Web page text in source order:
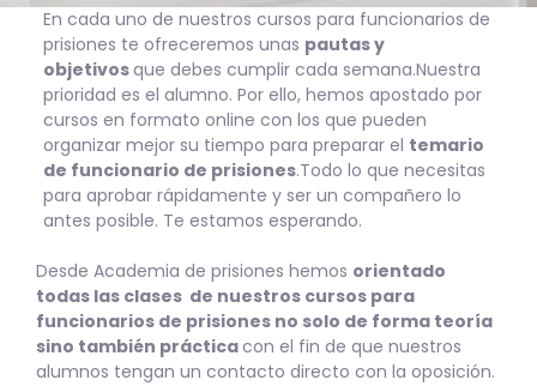
En cada uno de nuestros cursos para funcionarios de
prisiones te ofreceremos unas pautas y
objetivosque debes cumplir cada semana.Nuestra
prioridad es el alumno. Por ello, hemos apostado por
cursos en formato online con los que pueden
organizar mejor su tiempo para preparar el temario
de funcionario de prisiones.Todo lo que necesitas
para aprobar rápidamente y ser un compañero lo
antes posible. Te estamos esperando.
Desde Academia de prisiones hemos orientado
todas las clases de nuestros cursos para
funcionarios de prisiones no solo de forma teoría
sino también prácticacon el fin de que nuestros
alumnos tengan un contacto directo con la oposición.